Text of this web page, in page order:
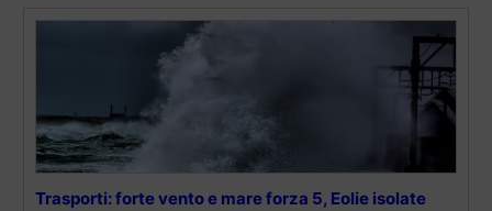
Trasporti: forte vento e mare forza 5, Eolie isolate